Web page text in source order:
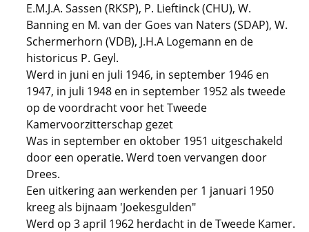
E.M.J.A. Sassen (RKSP), P. Lieftinck (CHU), W.
Banning en M. van der Goes van Naters (SDAP), W.
Schermerhorn (VDB), J.H.A Logemann en de
historicus P. Geyl.
Werd in juni en juli 1946, in september 1946 en
1947, in juli 1948 en in september 1952 als tweede
op de voordracht voor het Tweede
Kamervoorzitterschap gezet
Was in september en oktober 1951 uitgeschakeld
door een operatie. Werd toen vervangen door
Drees.
Een uitkering aan werkenden per 1 januari 1950
kreeg als bijnaam 'Joekesgulden"
Werd op 3 april 1962 herdacht in de Tweede Kamer.